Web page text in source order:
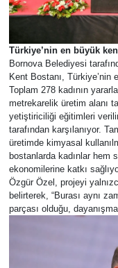
Türkiye’nin en büyük
Bornova Belediyesi
Kent Bostanı, Türkiye’nin
Toplam 278 kadının
metrekarelik üretim alanı
yetiştiriciliği eğitimleri
tarafından karşılanıyor.
üretimde kimyasal
bostanlarda kadınlar hem
ekonomilerine katkı
Özgür Özel, projeyi
belirterek, “Burası aynı
parçası olduğu,